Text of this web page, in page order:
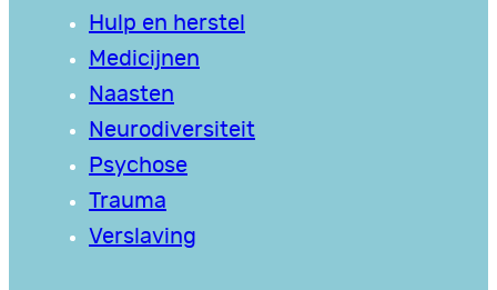
Hulp en herstel
Medicijnen
Naasten
Neurodiversiteit
Psychose
Trauma
Verslaving